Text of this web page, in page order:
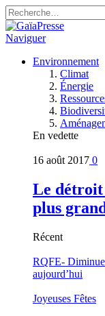
Naviguer
Environnement
Climat
Énergie
En vedette
16 août 2017 0
Le détroit
plus
Récent
RQFE-
aujourd’hui
Joyeuses Fêtes